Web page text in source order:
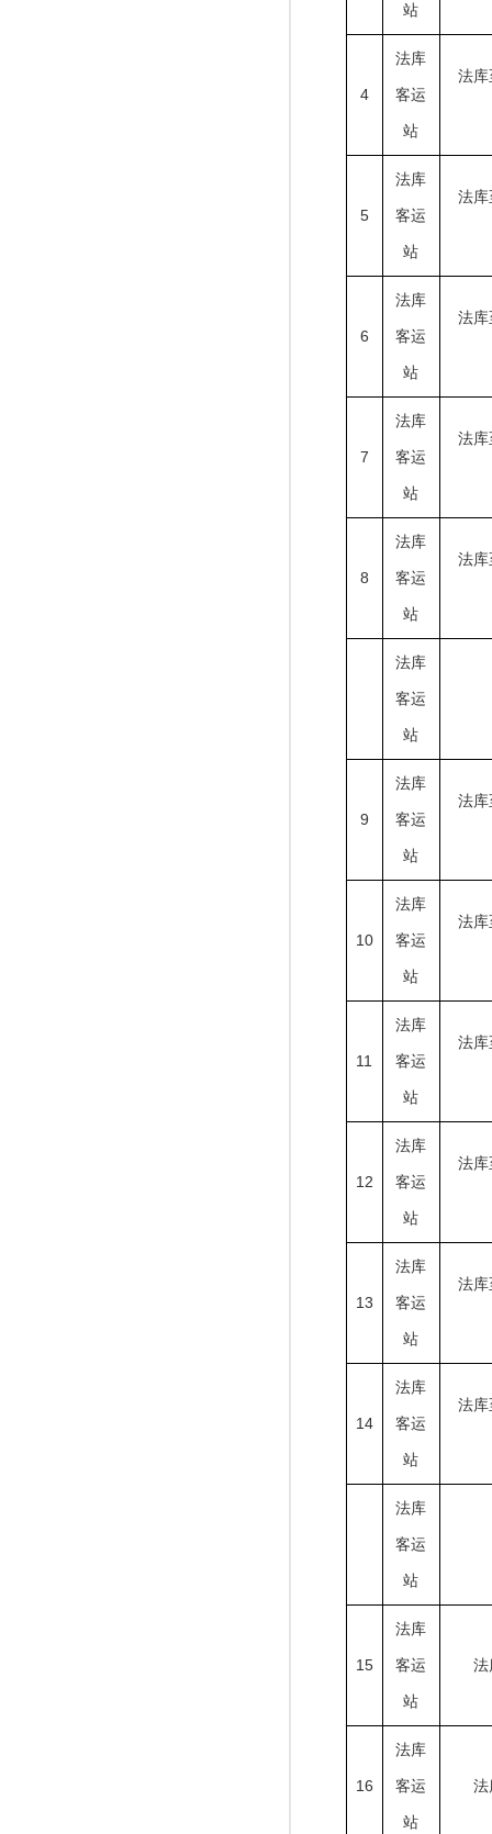
站
4
法库
客运
站
法
5
法库
客运
站
法
6
法库
客运
站
法
7
法库
客运
站
法
8
法库
客运
站
法
法库
客运
站
9
法库
客运
站
法
10
法库
客运
站
法
11
法库
客运
站
法
12
法库
客运
站
法
13
法库
客运
站
法
14
法库
客运
站
法
法库
客运
站
15
法库
客运
站
法
16
法库
客运
站
法